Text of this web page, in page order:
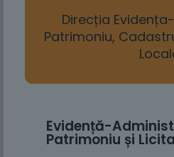
Direcția
Patrimoniu,
Evidență-
Patrimoniu și